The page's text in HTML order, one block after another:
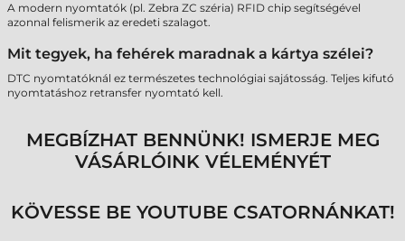
A modern nyomtatók (pl. Zebra ZC széria) RFID chip segítségével
azonnal felismerik az eredeti szalagot.
Mit tegyek, ha fehérek maradnak a kártya szélei?
DTC nyomtatóknál ez természetes technológiai sajátosság. Teljes kifutó
nyomtatáshoz retransfer nyomtató kell.
MEGBÍZHAT BENNÜNK! ISMERJE MEG
VÁSÁRLÓINK VÉLEMÉNYÉT
KÖVESSE BE YOUTUBE CSATORNÁNKAT!